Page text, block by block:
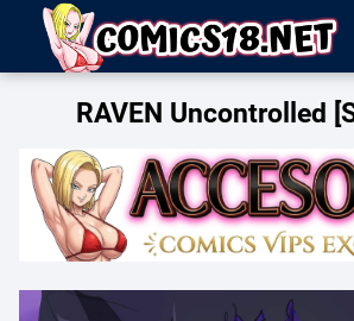
RAVEN Uncontrolled